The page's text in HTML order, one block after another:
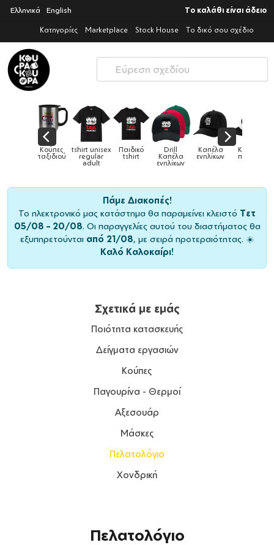
Ελληνικά English Το καλάθι είναι άδειο
Κατηγορίες Marketplace Stock House Το δικό σου σχέδιο
Κούπες
ταξιδιού
tshirt unisex
regular
adult
Παιδικό
tshirt
Drill
Καπέλα
ενηλίκων
Καπέλα
ενηλίκων
Καπέλα
παιδικά
Πάμε Διακοπές!
Το ηλεκτρονικό μας κατάστημα θα παραμείνει κλειστό Τετ
05/08 – 20/08. Οι παραγγελίες αυτού του διαστήματος θα
εξυπηρετούνται από 21/08, με σειρά προτεραιότητας. ☀️
Καλό Καλοκαίρι!
Σχετικά με εμάς
Ποιότητα κατασκευής
Δείγματα εργασιών
Kούπες
Παγουρίνα - Θερμοί
Αξεσουάρ
Μάσκες
Πελατολόγιο
Χονδρική
Πελατολόγιο